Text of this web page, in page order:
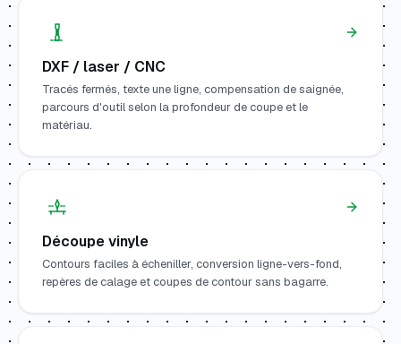
DXF / laser / CNC
Tracés fermés, texte une ligne, compensation de saignée,
parcours d'outil selon la profondeur de coupe et le
matériau.
Découpe vinyle
Contours faciles à écheniller, conversion ligne-vers-fond,
repères de calage et coupes de contour sans bagarre.